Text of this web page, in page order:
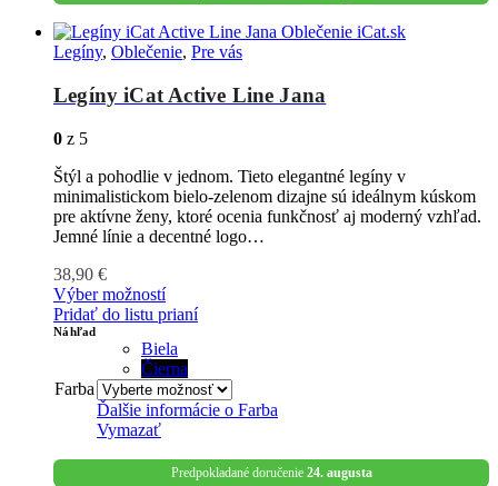
Legíny, Oblečenie, Pre vás
Legíny iCat Active Line Jana
0 z 5
Štýl a pohodlie v jednom. Tieto elegantné legíny v
minimalistickom bielo-zelenom dizajne sú ideálnym kúskom
pre aktívne ženy, ktoré ocenia funkčnosť aj moderný vzhľad.
Jemné línie a decentné logo…
38,90 €
Výber možností
Pridať do listu prianí
Náhľad
Farba
Biela
Čierna
Ďalšie informácie o Farba
Vymazať
Predpokladané doručenie 24. augusta